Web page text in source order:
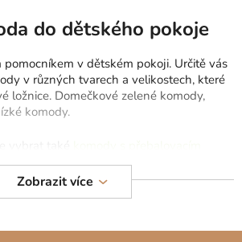
l
d
a
c
í
v
k
y
do dětského pokoje
pomocníkem v dětském pokoji. Určitě vás
v různých tvarech a velikostech, které
ložnice. Domečkové zelené komody,
komody.
oblíbené pro maminky s malými
z masivního dřeva, které je bezpečné
Zobrazit více